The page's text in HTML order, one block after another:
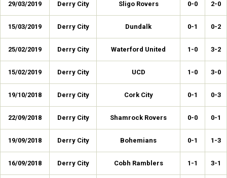
29/03/2019 Derry City Sligo Rovers 0-0 2-0
15/03/2019 Derry City Dundalk 0-1 0-2
25/02/2019 Derry City Waterford United 1-0 3-2
15/02/2019 Derry City UCD 1-0 3-0
19/10/2018 Derry City Cork City 0-1 0-3
22/09/2018 Derry City Shamrock Rovers 0-0 0-1
19/09/2018 Derry City Bohemians 0-1 1-3
16/09/2018 Derry City Cobh Ramblers 1-1 3-1